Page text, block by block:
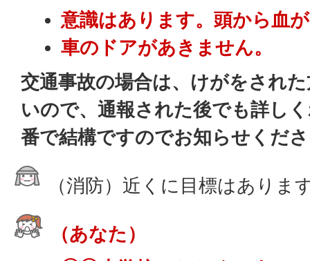
意識はあります。頭から血
車のドアがあきません。
交通事故の場合は、けがをされ
いので、通報された後でも詳し
番で結構ですのでお知らせくだ
（消防）近くに目標はありま
（あなた）